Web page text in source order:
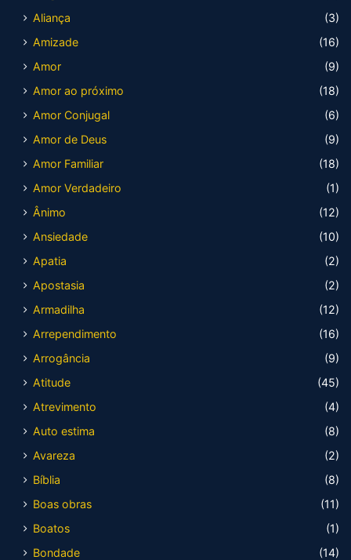
Aliança
(3)
Amizade
(16)
Amor
(9)
Amor ao próximo
(18)
Amor Conjugal
(6)
Amor de Deus
(9)
Amor Familiar
(18)
Amor Verdadeiro
(1)
Ânimo
(12)
Ansiedade
(10)
Apatia
(2)
Apostasia
(2)
Armadilha
(12)
Arrependimento
(16)
Arrogância
(9)
Atitude
(45)
Atrevimento
(4)
Auto estima
(8)
Avareza
(2)
Bíblia
(8)
Boas obras
(11)
Boatos
(1)
Bondade
(14)